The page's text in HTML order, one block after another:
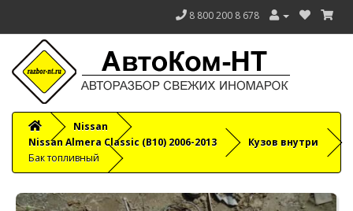
8 800 200 8 678
Nissan
Nissan Almera Classic (B10) 2006-2013
Кузов внутри
Бак топливный